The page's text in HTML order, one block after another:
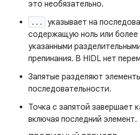
это необязательно.
...
указывает на
содержащую ноль или более
указанными
препинания. В HIDL нет
Запятые разделяют
последовательности.
Точка с запятой завершает
включая последний элемент.